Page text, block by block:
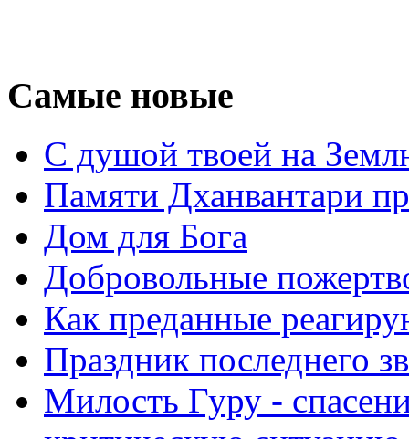
Самые новые
С душой твоей на
Памяти Дханвантари
Дом для Бога
Добровольные
Как преданные
Праздник последнего
Милость Гуру -